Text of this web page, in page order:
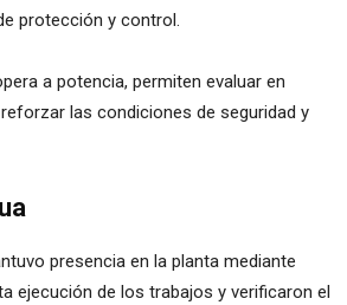
y control.
a potencia, permiten evaluar en
las condiciones de seguridad y
presencia en la planta mediante
ejecución de los trabajos y verificaron el